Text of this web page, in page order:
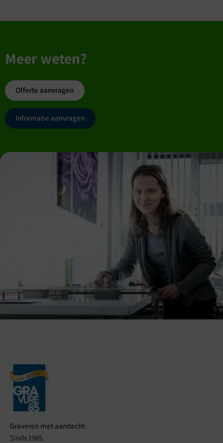
Meer weten?
Offerte aanvragen
Informatie aanvragen
Graveren met aandacht.
Sinds 1985.